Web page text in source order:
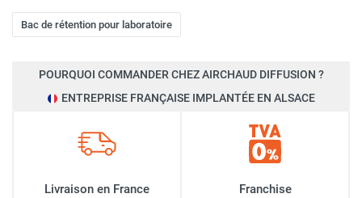
Bac de rétention pour laboratoire
POURQUOI COMMANDER CHEZ AIRCHAUD DIFFUSION ?
ENTREPRISE FRANÇAISE IMPLANTÉE EN ALSACE
Livraison en France
Franchise